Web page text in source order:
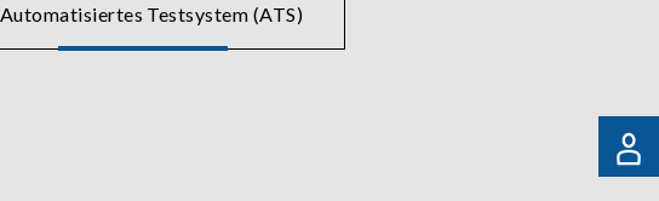
Automatisiertes Testsystem (ATS)